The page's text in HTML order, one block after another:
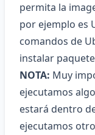
permita la
por ejemplo es
comandos de
instalar
NOTA: Muy
ejecutamos
estará dentro
ejecutamos